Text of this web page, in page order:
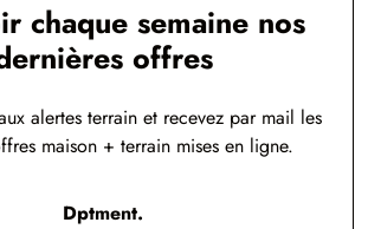
chaque semaine nos
offres
alertes terrain et recevez par mail les
maison + terrain mises en ligne.
Dptment.